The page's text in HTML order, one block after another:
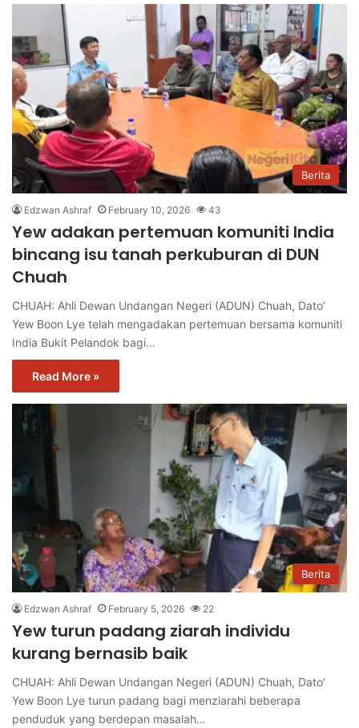
Berita
Edzwan Ashraf February 10, 2026 43
Yew adakan pertemuan komuniti India
bincang isu tanah perkuburan di DUN
Chuah
CHUAH: Ahli Dewan Undangan Negeri (ADUN) Chuah, Dato’
Yew Boon Lye telah mengadakan pertemuan bersama komuniti
India Bukit Pelandok bagi…
Read More »
Berita
Edzwan Ashraf February 5, 2026 22
Yew turun padang ziarah individu
kurang bernasib baik
CHUAH: Ahli Dewan Undangan Negeri (ADUN) Chuah, Dato’
Yew Boon Lye turun padang bagi menziarahi beberapa
penduduk yang berdepan masalah…